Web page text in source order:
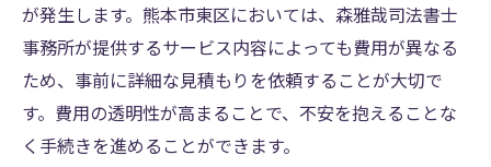
利用前に確認すべき事項
相続登記における新法対応熊本市東区でプロに
相談する利点
が発生します。熊本市東区においては、森雅哉司法書士
事務所が提供するサービス内容によっても費用が異なる
ため、事前に詳細な見積もりを依頼することが大切で
す。費用の透明性が高まることで、不安を抱えることな
く手続きを進めることができます。